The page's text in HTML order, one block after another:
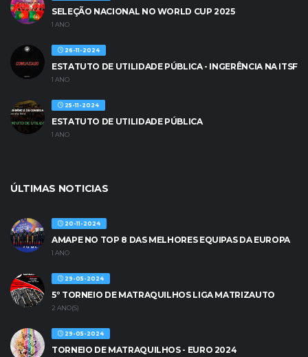
SELEÇÃO NACIONAL NO WORLD CUP 2025
1 ANO
26-11-2024
ESTATUTO DE UTILIDADE PÚBLICA - INGERÊNCIA NA ITSF
1 ANO
25-11-2024
ESTATUTO DE UTILIDADE PÚBLICA
1 ANO
ÚLTIMAS NOTICIAS
20-11-2024
AMAPE NO TOP 8 DAS MELHORES EQUIPAS DA EUROPA
1 ANO
29-05-2024
5º TORNEIO DE MATRAQUILHOS LIGA MATRIZAUTO
2 ANO(S)
29-05-2024
TORNEIO DE MATRAQUILHOS - EURO 2024